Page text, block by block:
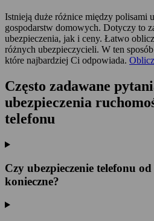
Istnieją duże różnice między polisami
gospodarstw domowych. Dotyczy to
ubezpieczenia, jak i ceny. Łatwo
różnych ubezpieczycieli. W ten
które najbardziej Ci odpowiada.
Często zadawane
ubezpieczenia
telefonu
Czy ubezpieczenie telefonu
konieczne?